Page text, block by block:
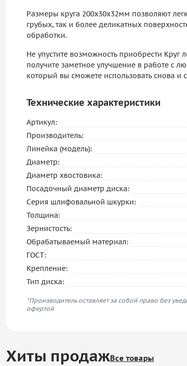
Размеры круга 200х30х32мм позволяют
грубых, так и более деликатных
обработки.
Не упустите возможность приобрести Круг
получите заметное улучшение в работе с
который вы сможете использовать снова и
Технические характеристики
Артикул:
Производитель:
Линейка (модель):
Диаметр:
Диаметр хвостовика:
Посадочный диаметр диска:
Серия шлифовальной шкурки:
Толщина:
Зернистость:
Обрабатываемый материал:
ГОСТ:
Крепление:
Тип диска:
*Производитель оставляет за собой право без
офертой
Хиты продажВсе товары